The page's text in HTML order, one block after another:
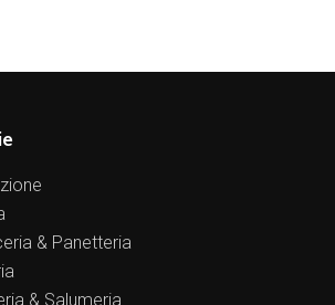
& Panetteria
& Salumeria